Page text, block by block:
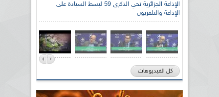
الإذاعة الجزائرية تحي الذكرى 59 لبسط السيادة على
الإذاعة والتلفزيون
كل الفيديوهات